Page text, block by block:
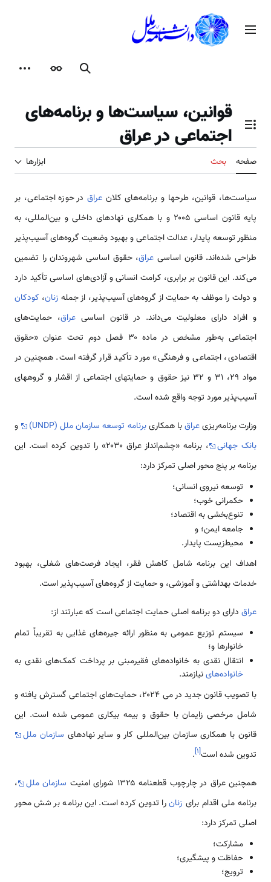
محتوامنوی اصلی
جستجوظاهر
تغییر وضعیت فهرست محتویات
قوانین، سیاست‌ها و برنامه‌های
اجتماعی در عراق
صفحه بحث ابزارها
سیاست‌ها، قوانین، طرحها و برنامه‌های کلانعراق در حوزه اجتماعی، بر
پایه قانون اساسی ۲۰۰۵ و با همکاری نهادهای داخلی و بین‌المللی، به
منظور توسعه پایدار، عدالت اجتماعی و بهبود وضعیت گروه‌های آسیب‌پذیر
طراحی شده‌اند. قانون اساسی عراق، حقوق اساسی شهروندان را تضمین
می‌کند. این قانون بر برابری، کرامت انسانی و آزادی‌های اساسی تأکید دارد
و دولت را موظف به حمایت از گروه‌های آسیب‌پذیر، از جمله زنان، کودکان
و افراد دارای معلولیت می‌داند. در قانون اساسی عراق، حمایت‌های
اجتماعی به‌طور مشخص در ماده ۳۰ فصل دوم تحت عنوان «حقوق
اقتصادی، اجتماعی و فرهنگی» مورد تأکید قرار گرفته است. همچنین در
مواد 29، 31 و 32 نیز حقوق و حمایتهای اجتماعی از اقشار و گروههای
آسیب‌پذیر مورد توجه واقع شده است.
وزارت برنامه‌ریزیعراقبا همکاریبرنامه توسعه سازمان ملل (UNDP)
و
بانک جهانی
، برنامه «چشم‌انداز عراق ۲۰۳۰» را تدوین کرده است. این
برنامه بر پنج محور اصلی تمرکز دارد:
توسعه نیروی انسانی؛
حکمرانی خوب؛
تنوع‌بخشی به اقتصاد؛
جامعه ایمن؛ و
محیط‌زیست پایدار.
اهداف این برنامه شامل کاهش فقر، ایجاد فرصت‌های شغلی، بهبود
خدمات بهداشتی و آموزشی، و حمایت از گروه‌های آسیب‌پذیر است.
عراق دارای دو برنامه اصلی حمایت اجتماعی است که عبارتند از:
سیستم توزیع عمومی به منظور ارائه جیره‌های غذایی به تقریباً تمام
خانوارها و؛
انتقال نقدی به خانواده‌های فقیرمبنی بر پرداخت کمک‌های نقدی به
خانواده‌هاینیازمند.
با تصویب قانون جدید در می ۲۰۲4، حمایت‌های اجتماعی گسترش یافته و
شامل مرخصی زایمان با حقوق و بیمه بیکاری عمومی شده است. این
قانون با همکاری سازمان بین‌المللی کار و سایر نهادهای سازمان ملل
تدوین شده است[۱]
.
همچنین عراق در چارچوب قطعنامه ۱۳۲۵ شورای امنیت سازمان ملل
،
برنامه ملی اقدام برای زنانرا تدوین کرده است. این برنامه بر شش محور
اصلی تمرکز دارد:
مشارکت؛
حفاظت و پیشگیری؛
ترویج؛